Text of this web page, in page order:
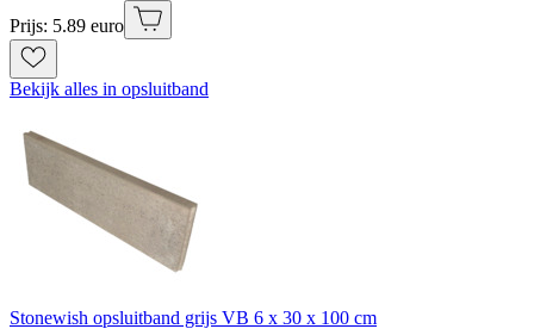
Prijs: 5.89 euro
Bekijk alles in opsluitband
Stonewish opsluitband grijs VB 6 x 30 x 100 cm